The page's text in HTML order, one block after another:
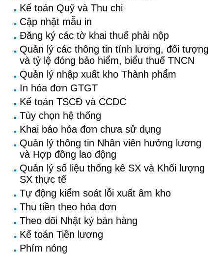
Kế toán Quỹ và Thu chi
Cập nhật mẫu in
Đăng ký các tờ khai thuế phải nộp
Quản lý các thông tin tính lương, đối tượng
và tỷ lệ đóng bảo hiểm, biểu thuế TNCN
Quản lý nhập xuất kho Thành phẩm
In hóa đơn GTGT
Kế toán TSCĐ và CCDC
Tùy chọn hệ thống
Khai báo hóa đơn chưa sử dụng
Quản lý thông tin Nhân viên hưởng lương
và Hợp đồng lao động
Quản lý số liệu thống kê SX và Khối lượng
SX thực tế
Tự động kiểm soát lỗi xuất âm kho
Thu tiền theo hóa đơn
Theo dõi Nhật ký bán hàng
Kế toán Tiền lương
Phím nóng